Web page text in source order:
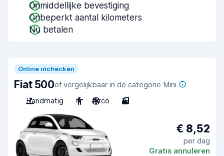
Onmiddellijke bevestiging
Onbeperkt aantal kilometers
Nu betalen
Online inchecken
Fiat 500of vergelijkbaar in de categorie Mini
Handmatig
4 Airco 3
€ 8,52
per dag
Gratis annuleren